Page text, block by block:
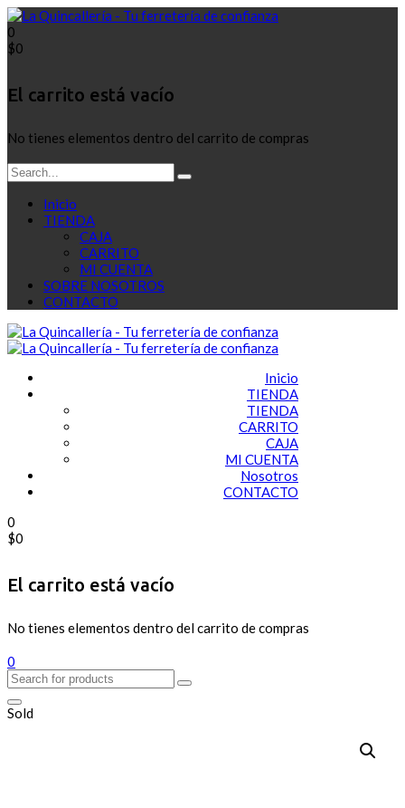
0
$0
El carrito está vacío
No tienes elementos dentro del carrito de compras
Inicio
TIENDA
CAJA
CARRITO
MI CUENTA
SOBRE NOSOTROS
CONTACTO
Inicio
TIENDA
TIENDA
CARRITO
CAJA
MI CUENTA
Nosotros
CONTACTO
0
$0
El carrito está vacío
No tienes elementos dentro del carrito de compras
0
Sold